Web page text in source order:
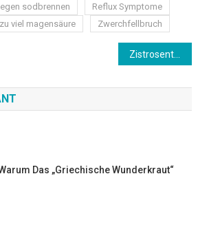
sodbrennen
Reflux Symptome
zu viel magensäure Zwerchfellbruch
Zistrosentee Polyphenole bei Diabetes Melitus
Das „griechische Wunderkraut“